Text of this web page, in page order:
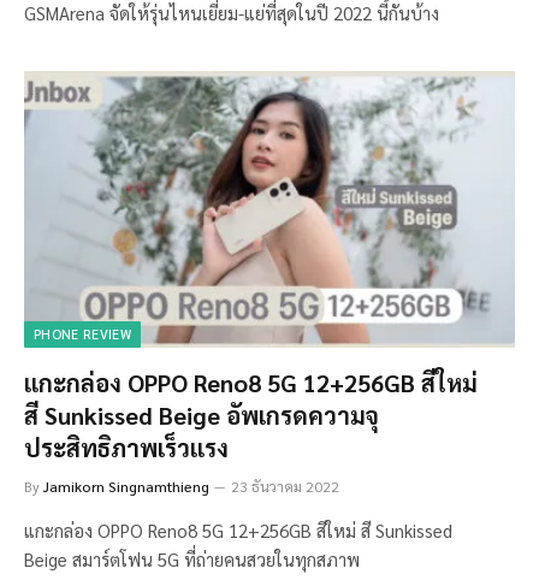
GSMArena จัดให้รุ่นไหนเยี่ยม-แย่ที่สุดในปี 2022 นี้กันบ้าง
PHONE REVIEW
แกะกล่อง OPPO Reno8 5G 12+256GB สีใหม่
สี Sunkissed Beige อัพเกรดความจุ
ประสิทธิภาพเร็วแรง
ByJamikorn Singnamthieng 23 ธันวาคม 2022
แกะกล่อง OPPO Reno8 5G 12+256GB สีใหม่ สี Sunkissed
Beige สมาร์ตโฟน 5G ที่ถ่ายคนสวยในทุกสภาพ